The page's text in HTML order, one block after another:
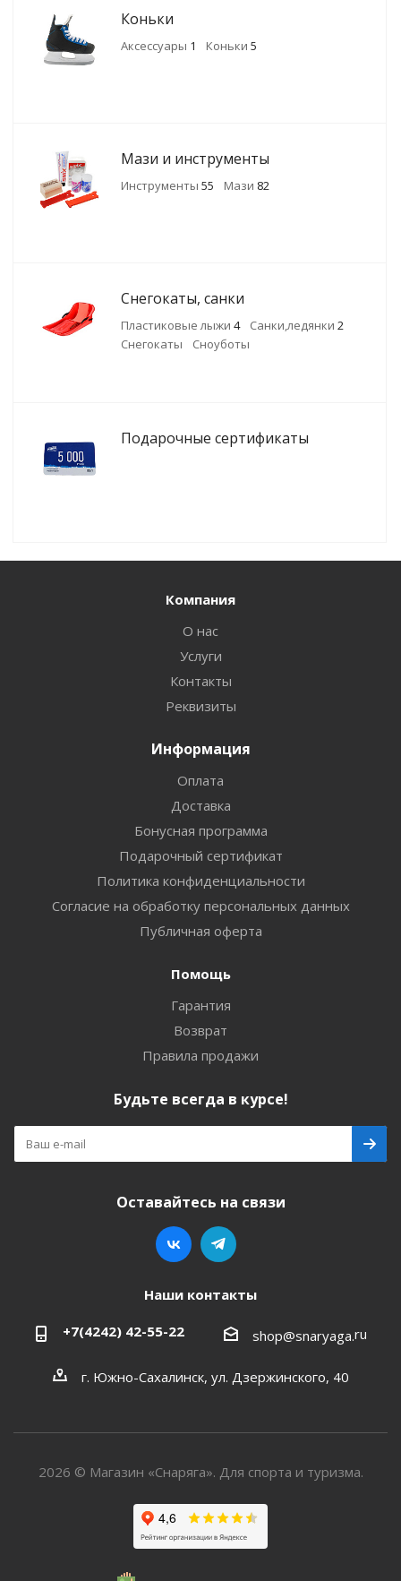
Коньки
Аксессуары 1 Коньки 5
Мази и инструменты
Инструменты 55 Мази 82
Снегокаты, санки
Пластиковые лыжи 4 Санки,ледянки 2
Снегокаты
Сноуботы
Подарочные сертификаты
Компания
О нас
Услуги
Контакты
Реквизиты
Информация
Оплата
Доставка
Бонусная программа
Подарочный сертификат
Политика конфиденциальности
Согласие на обработку персональных данных
Публичная оферта
Помощь
Гарантия
Возврат
Правила продажи
Будьте всегда в курсе!
Оставайтесь на связи
Наши контакты
+7(4242) 42-55-22 shop@snaryaga.ru
г. Южно-Сахалинск, ул. Дзержинского, 40
2026 © Магазин «Снаряга». Для спорта и туризма.